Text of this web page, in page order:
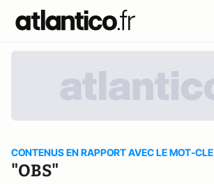
CONTENUS EN RAPPORT AVEC LE MOT-CLE
"OBS"